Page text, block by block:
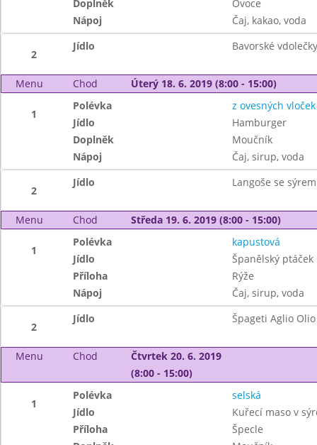
Doplněk
Ovoce
Nápoj
Čaj, kakao, voda
2
Jídlo Bavorské
Menu Chod Úterý 18. 6. 2019 (8:00 - 15:00)
1
Polévka
z ovesných vloček
Jídlo
Hamburger
Doplněk
Moučník
Nápoj
Čaj, sirup, voda
2
Jídlo Langoše se
Menu Chod Středa 19. 6. 2019 (8:00 - 15:00)
1
Polévka
kapustová
Jídlo
Španělský ptáček
Příloha
Rýže
Nápoj
Čaj, sirup, voda
2
Jídlo Špageti Aglio Olio
Menu Chod
Čtvrtek 20. 6. 2019
(8:00 - 15:00)
1
Polévka
selská
Jídlo
Kuřecí maso v
Příloha
Špecle